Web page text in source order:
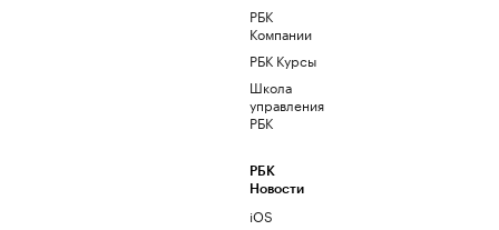
РБК
Компании
РБК Курсы
Школа
управления
РБК
РБК
Новости
iOS